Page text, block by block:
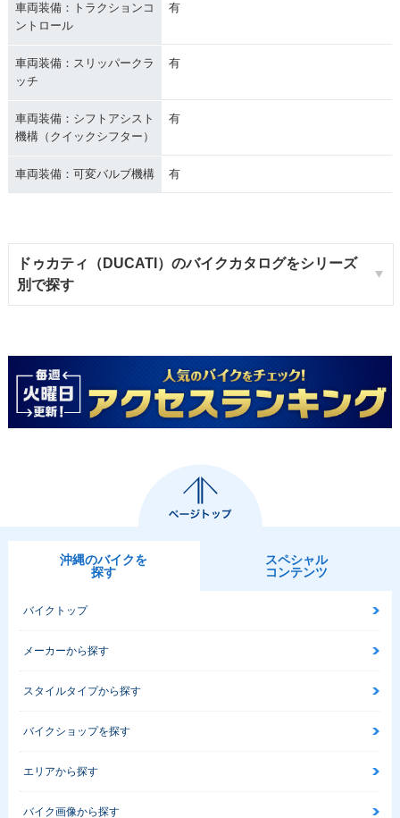
車両装備：トラクションコ
ントロール
有
車両装備：スリッパークラ
ッチ
有
車両装備：シフトアシスト
機構（クイックシフター）
有
車両装備：可変バルブ機構 有
ドゥカティ（DUCATI）のバイクカタログをシリーズ
別で探す
沖縄のバイクを
探す
スペシャル
コンテンツ
バイクトップ
メーカーから探す
スタイルタイプから探す
バイクショップを探す
エリアから探す
バイク画像から探す